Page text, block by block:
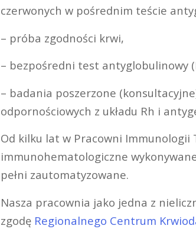
czerwonych w pośrednim teście
– próba zgodności krwi,
– bezpośredni test antyglobulinowy
– badania poszerzone
odpornościowych z układu Rh i
Od kilku lat w Pracowni
immunohematologiczne
pełni zautomatyzowane.
Nasza pracownia jako jedna z
zgodę Regionalnego Centrum